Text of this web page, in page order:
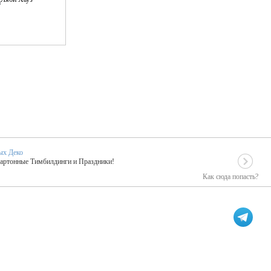
Как сюда попасть?
Деко
Тимбилдинги и Праздники!
зарубежных артистах